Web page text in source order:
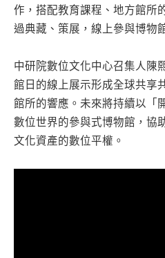
作，搭配教育課程、地方館所
過典藏、策展，線上參與博物
中研院數位文化中心召集人陳
館日的線上展示形成全球共享
館所的響應。未來將持續以「
數位世界的參與式博物館，協
文化資產的數位平權。